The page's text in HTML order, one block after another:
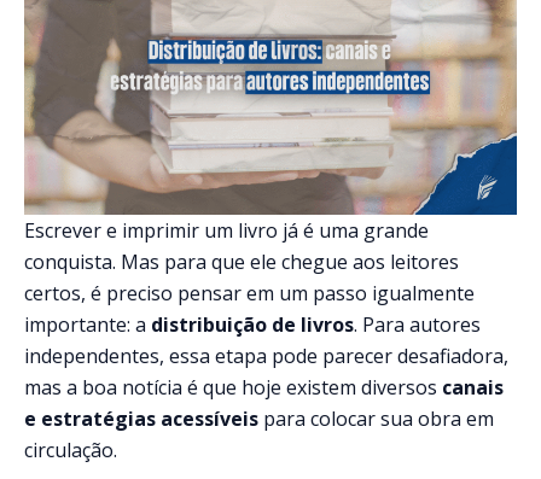
Escrever e imprimir um livro já é uma grande
conquista. Mas para que ele chegue aos leitores
certos, é preciso pensar em um passo igualmente
importante: a distribuição de livros. Para autores
independentes, essa etapa pode parecer desafiadora,
mas a boa notícia é que hoje existem diversos canais
e estratégias acessíveis para colocar sua obra em
circulação.